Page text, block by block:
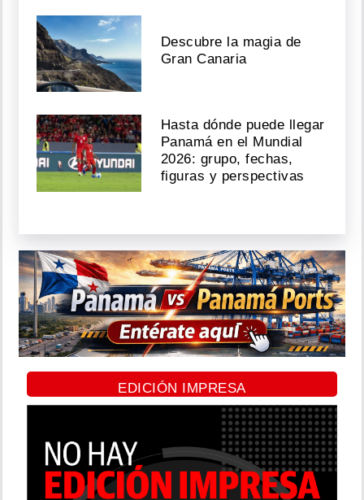
Descubre la magia de
Gran Canaria
Hasta dónde puede llegar
Panamá en el Mundial
2026: grupo, fechas,
figuras y perspectivas
EDICIÓN IMPRESA